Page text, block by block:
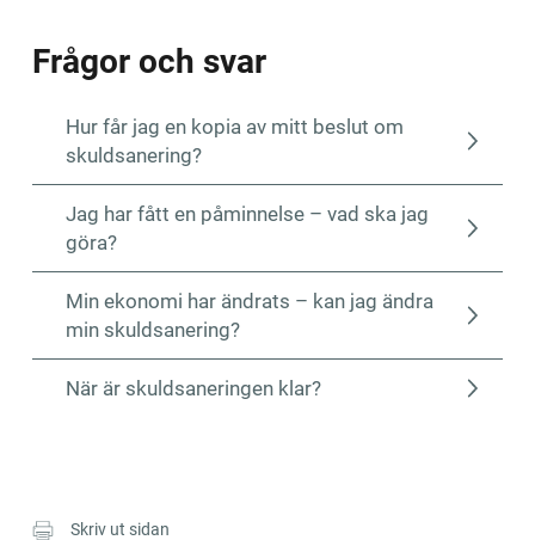
Frågor och svar
Hur får jag en kopia av mitt beslut om
skuldsanering?
Jag har fått en påminnelse – vad ska jag
göra?
Min ekonomi har ändrats – kan jag ändra
min skuldsanering?
När är skuldsaneringen klar?
Skriv ut sidan